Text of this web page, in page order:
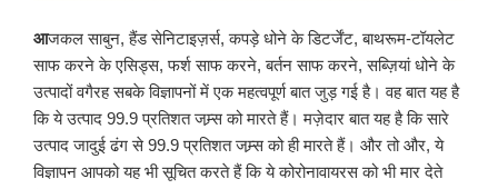
आजकल साबुन, हैंड सेनिटाइज़र्स, कपड़े धोने के डिटर्जेंट, बाथरूम-टॉयलेट
साफ करने के एसिड्स, फर्श साफ करने, बर्तन साफ करने, सब्ज़ियां धोने के
उत्पादों वगैरह सबके विज्ञापनों में एक महत्वपूर्ण बात जुड़ गई है। वह बात यह है
कि ये उत्पाद 99.9 प्रतिशत जम्र्स को मारते हैं। मज़ेदार बात यह है कि सारे
उत्पाद जादुई ढंग से 99.9 प्रतिशत जम्र्स को ही मारते हैं। और तो और, ये
विज्ञापन आपको यह भी सूचित करते हैं कि ये कोरोनावायरस को भी मार देते